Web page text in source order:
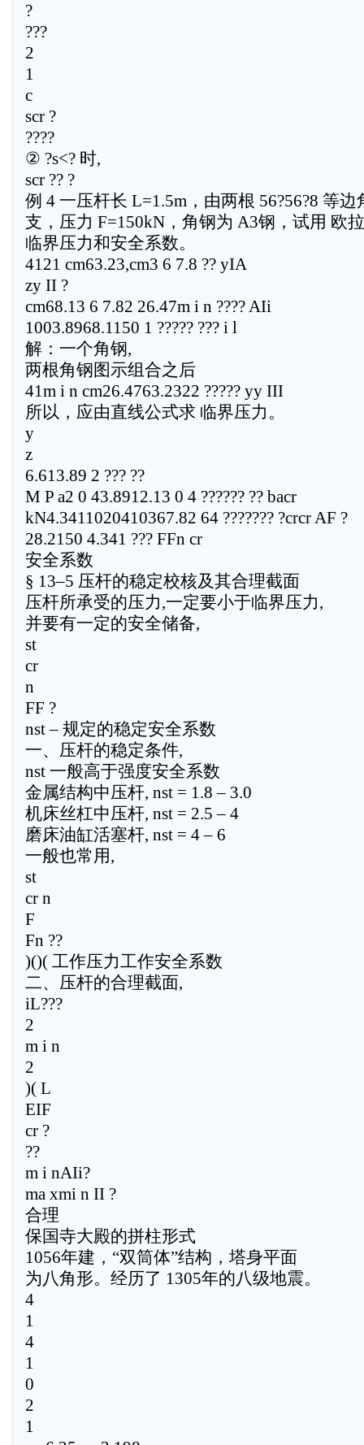
?
???
2
1
c
scr ?
????
② ?s<? 时,
scr ?? ?
例 4 一压杆长 L=1.5m，由两根 56?56?8 等
支，压力 F=150kN，角钢为 A3钢，试用 欧
临界压力和安全系数。
4121 cm63.23,cm3 6 7.8 ?? yIA
zy II ?
cm68.13 6 7.82 26.47m i n ???? AIi
1003.8968.1150 1 ????? ??? i l
解：一个角钢,
两根角钢图示组合之后
41m i n cm26.4763.2322 ????? yy III
所以，应由直线公式求 临界压力。
y
z
6.613.89 2 ??? ??
M P a2 0 43.8912.13 0 4 ?????? ?? bacr
kN4.3411020410367.82 64 ??????? ?crcr AF ?
28.2150 4.341 ??? FFn cr
安全系数
§ 13–5 压杆的稳定校核及其合理截面
压杆所承受的压力,一定要小于临界压力,
并要有一定的安全储备,
st
cr
n
FF ?
nst – 规定的稳定安全系数
一、压杆的稳定条件,
nst 一般高于强度安全系数
金属结构中压杆, nst = 1.8 – 3.0
机床丝杠中压杆, nst = 2.5 – 4
磨床油缸活塞杆, nst = 4 – 6
一般也常用,
st
cr n
F
Fn ??
)()( 工作压力工作安全系数
二、压杆的合理截面,
iL???
2
m i n
2
)( L
EIF
cr ?
??
m i nAIi?
ma xmi n II ?
合理
保国寺大殿的拼柱形式
1056年建，“双筒体”结构，塔身平面
为八角形。经历了 1305年的八级地震。
4
1
4
1
0
2
1